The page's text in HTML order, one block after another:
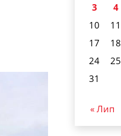
3
4
10
11
17
18
24
25
31
« Лип